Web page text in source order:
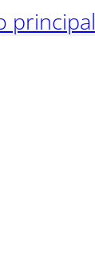
principal